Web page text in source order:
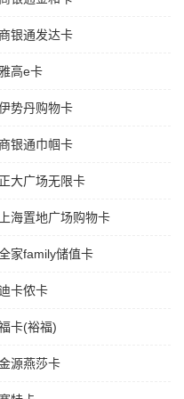
银通发达卡
高e卡
势丹购物卡
银通巾帼卡
大广场无限卡
海置地广场购物卡
家family储值卡
卡侬卡
卡(裕福)
源燕莎卡